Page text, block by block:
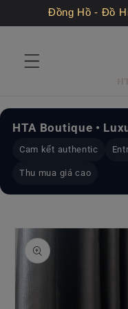
Đồng Hồ - Đồ
đến nội
HTA Boutique •
Cam kết authentic
Thu mua giá cao
đến
thông
tin sản